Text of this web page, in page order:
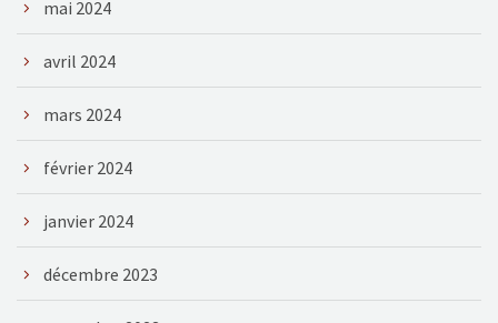
mai 2024
avril 2024
mars 2024
février 2024
janvier 2024
décembre 2023